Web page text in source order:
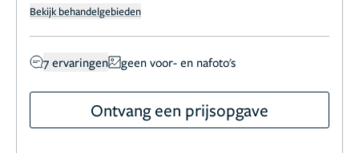
Bekijk behandelgebieden
7 ervaringen geen voor- en nafoto's
Ontvang een prijsopgave